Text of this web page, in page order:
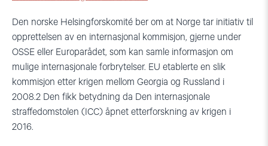
Den norske Helsingforskomité ber om at Norge tar initiativ til
opprettelsen av en internasjonal kommisjon, gjerne under
OSSE eller Europarådet, som kan samle informasjon om
mulige internasjonale forbrytelser. EU etablerte en slik
kommisjon etter krigen mellom Georgia og Russland i
2008.2 Den fikk betydning da Den internasjonale
straffedomstolen (ICC) åpnet etterforskning av krigen i
2016.